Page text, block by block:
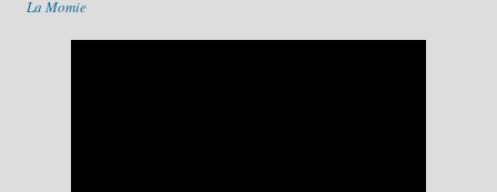
La Momie